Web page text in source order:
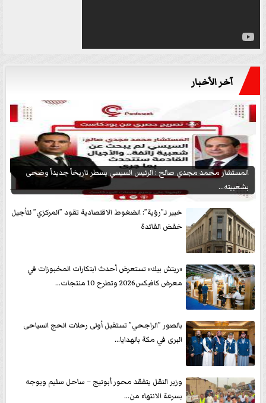
آخر الأخبار
المستشار محمد مجدي صالح : الرئيس السيسي يسطر تاريخاً جديداً وضحى
بشعبيته...
خبير لـ”رؤية”: الضغوط الاقتصادية تقود ”المركزي” لتأجيل
خفض الفائدة
«ريتش بيك» تستعرض أحدث ابتكارات المخبوزات في
معرض كافيكس2026 وتطرح 10 منتجات...
بالصور ”الراجحي” تستقبل أولى رحلات الحج السياحى
البرى في مكة بالهدايا...
وزير النقل يتفقد محور أبوتيج – ساحل سليم ويوجه
بسرعة الانتهاء من...